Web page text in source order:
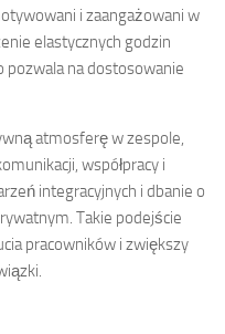
i zaangażowani w
elastycznych godzin
pozwala na dostosowanie
atmosferę w zespole,
współpracy i
integracyjnych i dbanie o
Takie podejście
pracowników i zwiększy